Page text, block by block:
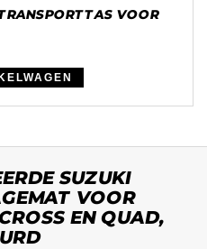
VOOR
SUZUKI
VOOR
EN QUAD,